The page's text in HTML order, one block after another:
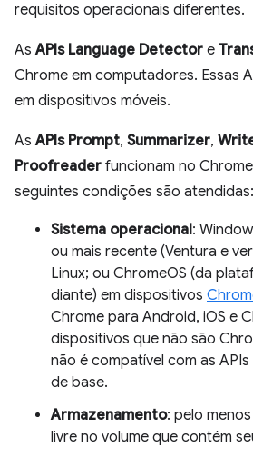
requisitos operacionais diferentes.
AsAPIs Language Detector e
Chrome em computadores. Essas
em dispositivos móveis.
AsAPIs Prompt, Summarizer,
Proofreader funcionam no
seguintes condições são atendidas:
Sistema operacional:
ou mais recente (Ventura e
Linux; ou ChromeOS (da
diante) em dispositivos
Chrome para Android, iOS e
dispositivos que não são
não é compatível com as
de base.
Armazenamento: pelo
livre no volume que contém